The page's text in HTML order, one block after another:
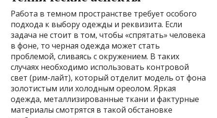
Работа в темном пространстве требует особого
подхода к выбору одежды и реквизита. Если
задача не стоит в том, чтобы «спрятать» человека
в фоне, то черная одежда может стать
проблемой, сливаясь с окружением. В таких
случаях необходимо использовать контровой
свет (рим-лайт), который отделит модель от фона
золотистым или холодным ореолом. Яркая
одежда, металлизированные ткани и фактурные
материалы смотрятся в такой обстановке